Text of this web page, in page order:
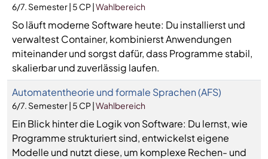
6/7. Semester | 5 CP |Wahlbereich
So läuft moderne Software heute: Du installierst und
verwaltest Container, kombinierst Anwendungen
miteinander und sorgst dafür, dass Programme stabil,
skalierbar und zuverlässig laufen.
Automatentheorie und formale Sprachen (AFS)
6/7. Semester | 5 CP |Wahlbereich
Ein Blick hinter die Logik von Software: Du lernst, wie
Programme strukturiert sind, entwickelst eigene
Modelle und nutzt diese, um komplexe Rechen- und